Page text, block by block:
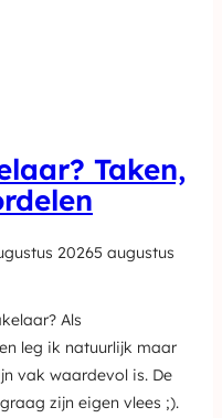
Taken,
20265 augustus
Als
leg ik natuurlijk maar
vak waardevol is. De
zijn eigen vlees ;).